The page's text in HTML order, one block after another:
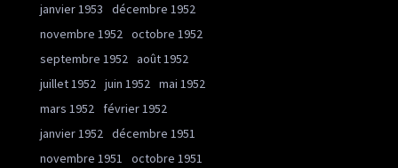
janvier 1953
décembre 1952
novembre 1952 octobre 1952
septembre 1952 août 1952
juillet 1952 juin 1952 mai 1952
mars 1952
février 1952
janvier 1952 décembre 1951
novembre 1951
octobre 1951